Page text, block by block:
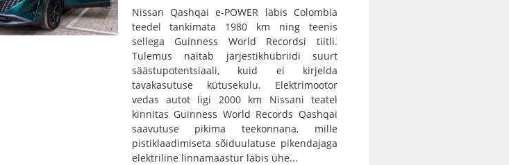
Nissan Qashqai e-POWER läbis Colombia
teedel tankimata 1980 km ning teenis
sellega Guinness World Recordsi tiitli.
Tulemus näitab järjestikhübriidi suurt
säästupotentsiaali, kuid ei kirjelda
tavakasutuse kütusekulu. Elektrimootor
vedas autot ligi 2000 km Nissani teatel
kinnitas Guinness World Records Qashqai
saavutuse pikima teekonnana, mille
pistiklaadimiseta sõiduulatuse pikendajaga
elektriline linnamaastur läbis ühe...